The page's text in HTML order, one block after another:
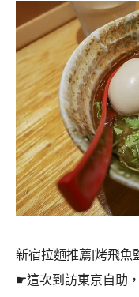
新宿拉麵推薦|烤飛魚
☛這次到訪東京自助